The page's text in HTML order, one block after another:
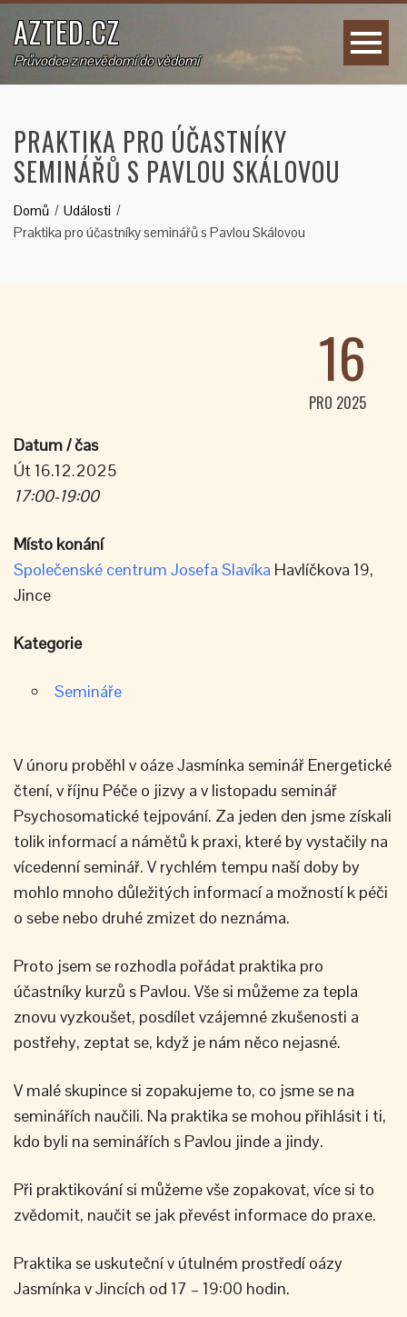
AZTED.CZ
Průvodce z nevědomí do vědomí
PRAKTIKA PRO ÚČASTNÍKY
SEMINÁŘŮ S PAVLOU SKÁLOVOU
Domů
Události
Praktika pro účastníky seminářů s Pavlou Skálovou
16
PRO 2025
Datum / čas
Út 16.12.2025
17:00-19:00
Místo konání
Společenské centrum Josefa Slavíka Havlíčkova 19,
Jince
Kategorie
Semináře
V únoru proběhl v oáze Jasmínka seminář Energetické
čtení, v říjnu Péče o jizvy a v listopadu seminář
Psychosomatické tejpování. Za jeden den jsme získali
tolik informací a námětů k praxi, které by vystačily na
vícedenní seminář. V rychlém tempu naší doby by
mohlo mnoho důležitých informací a možností k péči
o sebe nebo druhé zmizet do neznáma.
Proto jsem se rozhodla pořádat praktika pro
účastníky kurzů s Pavlou. Vše si můžeme za tepla
znovu vyzkoušet, posdílet vzájemné zkušenosti a
postřehy, zeptat se, když je nám něco nejasné.
V malé skupince si zopakujeme to, co jsme se na
seminářích naučili. Na praktika se mohou přihlásit i ti,
kdo byli na seminářích s Pavlou jinde a jindy.
Při praktikování si můžeme vše zopakovat, více si to
zvědomit, naučit se jak převést informace do praxe.
Praktika se uskuteční v útulném prostředí oázy
Jasmínka v Jincích od 17 – 19:00 hodin.